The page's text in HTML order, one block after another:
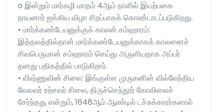
o இன்றும் மார்கழி மாதம் 4ஆம் நாளில் இயற்பகை
நாயனார் ஐக்கிய விழா சிறப்பாகக் கொண்டாடப்படுகிறது.
• மார்க்கண்டேயனுக்குக் காலன் சம்ஹாரம்:
இத்தலத்தில்தான் மார்க்கண்டேயனுக்காகக் காலனைச்
சிவபெருமான் சம்ஹாரம் செய்து அருளியதாக அப்பர்
தனது பதிகத்தில் பாடுகிறார்.
• விஷ்ணுவின் சிலை: இங்குள்ள முருகனின் வில்லேந்திய
வேலவர் உற்சவர் சிலை, திருச்செந்தூர் கோவிலைச்
சேர்ந்தது என்றும், 1648ஆம் ஆண்டில் டச்சுக்காரர்களால்